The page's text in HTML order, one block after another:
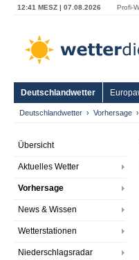
12:41 MESZ | 07.08.2026 Profi-
Deutschlandwetter
Deutschlandwetter Vorhersage
Übersicht
Aktuelles Wetter
Vorhersage
News & Wissen
Wetterstationen
Niederschlagsradar